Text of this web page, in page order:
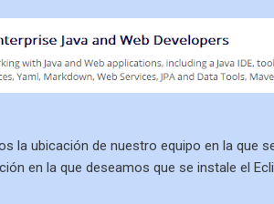
la ubicación de nuestro equipo en la que
en la que deseamos que se instale el